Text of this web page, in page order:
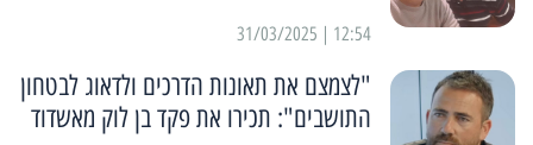
12:54 | 31/03/2025
"לצמצם את תאונות הדרכים ולדאוג לבטחון
התושבים": תכירו את פקד בן לוק מאשדוד